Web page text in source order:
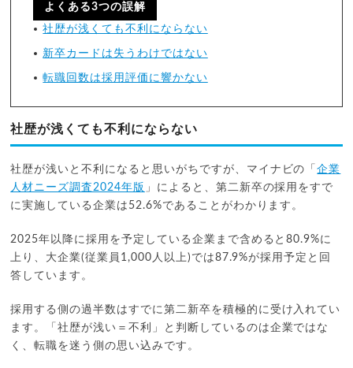
よくある3つの誤解
社歴が浅くても不利にならない
新卒カードは失うわけではない
転職回数は採用評価に響かない
社歴が浅くても不利にならない
社歴が浅いと不利になると思いがちですが、マイナビの「企業
人材ニーズ調査2024年版 」によると、第二新卒の採用をすで
に実施している企業は52.6%であることがわかります。
2025年以降に採用を予定している企業まで含めると80.9%に
上り、大企業(従業員1,000人以上)では87.9%が採用予定と回
答しています。
採用する側の過半数はすでに第二新卒を積極的に受け入れてい
ます。「社歴が浅い＝不利」と判断しているのは企業ではな
く、転職を迷う側の思い込みです。